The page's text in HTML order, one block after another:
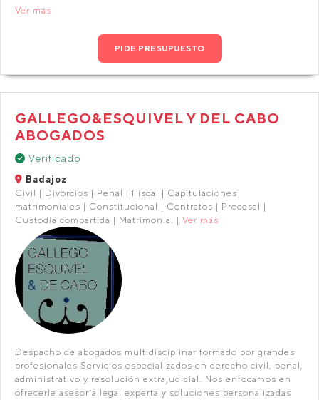
Ver más
PIDE PRESUPUESTO
GALLEGO&ESQUIVEL Y DEL CABO
ABOGADOS
Verificado
Badajoz
Civil | Divorcios | Penal | Fiscal | Capitulaciones
matrimoniales | Constitucional | Contratos | Procesal |
Custodia compartida | Matrimonial | Ver más
Despacho de abogados multidisciplinar formado por grandes
profesionales Servicios especializados en derecho civil, penal,
administrativo y resolución extrajudicial. Nos enfocamos en
ofrecerle asesoría legal experta y soluciones personalizadas